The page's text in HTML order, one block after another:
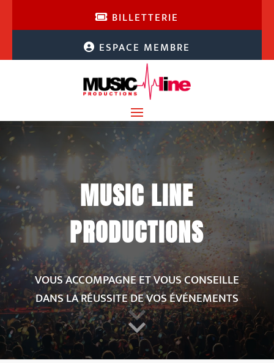
BILLETTERIE
ESPACE MEMBRE
MUSIC LINE
PRODUCTIONS
VOUS ACCOMPAGNE ET VOUS CONSEILLE
DANS LA RÉUSSITE DE VOS ÉVÉNEMENTS